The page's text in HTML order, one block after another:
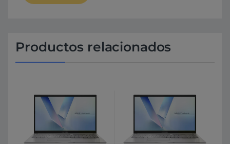
Productos relacionados